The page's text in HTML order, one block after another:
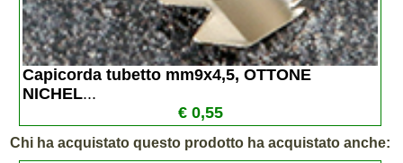
Capicorda tubetto mm9x4,5, OTTONE
NICHEL...
€ 0,55
Chi ha acquistato questo prodotto ha acquistato anche: